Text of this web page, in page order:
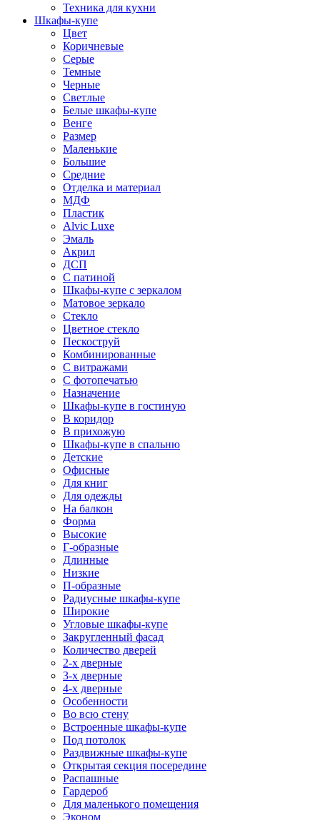
Техника для кухни
Шкафы-купе
Цвет
Коричневые
Серые
Темные
Черные
Светлые
Белые шкафы-купе
Венге
Размер
Маленькие
Большие
Средние
Отделка и материал
МДФ
Пластик
Alvic Luxe
Эмаль
Акрил
ДСП
С патиной
Шкафы-купе с зеркалом
Матовое зеркало
Стекло
Цветное стекло
Пескоструй
Комбинированные
С витражами
С фотопечатью
Назначение
Шкафы-купе в гостиную
В коридор
В прихожую
Шкафы-купе в спальню
Детские
Офисные
Для книг
Для одежды
На балкон
Форма
Высокие
Г-образные
Длинные
Низкие
П-образные
Радиусные шкафы-купе
Широкие
Угловые шкафы-купе
Закругленный фасад
Количество дверей
2-х дверные
3-х дверные
4-х дверные
Особенности
Во всю стену
Встроенные шкафы-купе
Под потолок
Раздвижные шкафы-купе
Открытая секция посередине
Распашные
Гардероб
Для маленького помещения
Эконом